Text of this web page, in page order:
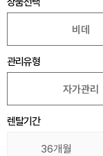
비데
관리유형
자가관리
렌탈기간
36개월